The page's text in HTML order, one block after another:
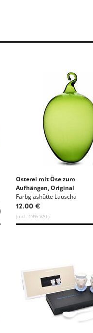
Osterei mit Öse zum
Aufhängen, Original
Thüringer Waldglas
Farbglashütte Lauscha
12.00 €
(incl. 19% VAT)